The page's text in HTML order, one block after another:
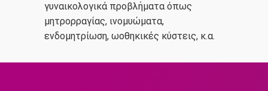
γυναικολογικά προβλήματα όπως
μητρορραγίας, ινομυώματα,
ενδομητρίωση, ωοθηκικές κύστεις, κ.α.